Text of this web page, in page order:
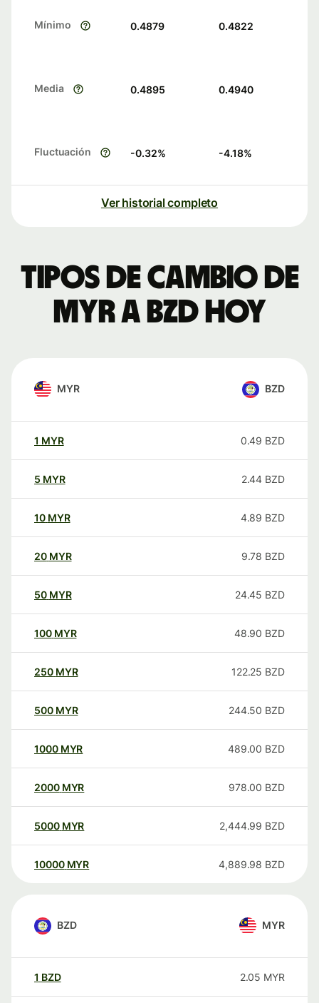
Mínimo 0.4879 0.4822
Media 0.4895 0.4940
Fluctuación -0.32% -4.18%
Ver historial completo
Tipos de cambio de
MYR a BZD hoy
MYR BZD
1 MYR 0.49 BZD
5 MYR 2.44 BZD
10 MYR 4.89 BZD
20 MYR 9.78 BZD
50 MYR 24.45 BZD
100 MYR 48.90 BZD
250 MYR 122.25 BZD
500 MYR 244.50 BZD
1000 MYR 489.00 BZD
2000 MYR 978.00 BZD
5000 MYR 2,444.99 BZD
10000 MYR 4,889.98 BZD
BZD MYR
1 BZD 2.05 MYR